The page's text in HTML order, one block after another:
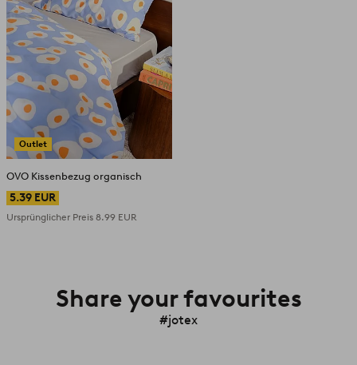
Outlet
OVO Kissenbezug organisch
5.39 EUR
Ursprünglicher Preis 8.99 EUR
Share your favourites
#jotex